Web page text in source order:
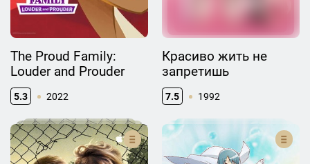
The Proud Family:
Louder and Prouder
5.3 2022
Красиво жить не
запретишь
7.5 1992